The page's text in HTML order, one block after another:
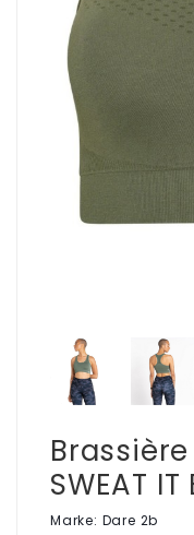
Brassière
SWEAT
Marke: Dare 2b